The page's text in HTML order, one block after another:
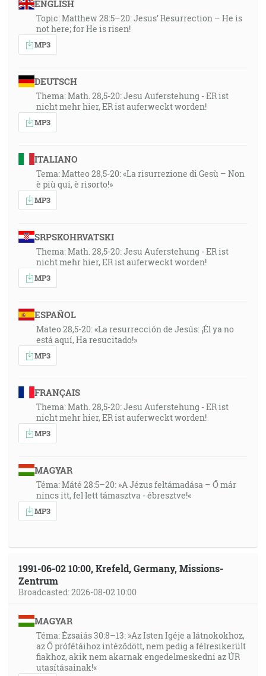
ENGLISH
Topic: Matthew 28:5–20: Jesus’ Resurrection – He is
not here; for He is risen!
MP3
DEUTSCH
Thema: Math. 28,5-20: Jesu Auferstehung - ER ist
nicht mehr hier, ER ist auferweckt worden!
MP3
ITALIANO
Tema: Matteo 28,5-20: «La risurrezione di Gesù – Non
è più qui, è risorto!»
MP3
SRPSKOHRVATSKI
Thema: Math. 28,5-20: Jesu Auferstehung - ER ist
nicht mehr hier, ER ist auferweckt worden!
MP3
ESPAÑOL
Mateo 28,5-20: «La resurrección de Jesús: ¡Él ya no
está aquí, Ha resucitado!»
MP3
FRANÇAIS
Thema: Math. 28,5-20: Jesu Auferstehung - ER ist
nicht mehr hier, ER ist auferweckt worden!
MP3
MAGYAR
Téma: Máté 28:5–20: »A Jézus feltámadása – Ő már
nincs itt, fel lett támasztva - ébresztve!«
MP3
1991-06-02 10:00, Krefeld, Germany, Missions-
Zentrum
Broadcasted: 2026-08-02 10:00
MAGYAR
Téma: Ézsaiás 30:8–13: »Az Isten Igéje a látnokokhoz,
az Ő prófétáihoz intéződött, nem pedig a félresikerült
fiakhoz, akik nem akarnak engedelmeskedni az ÚR
utasításainak!«